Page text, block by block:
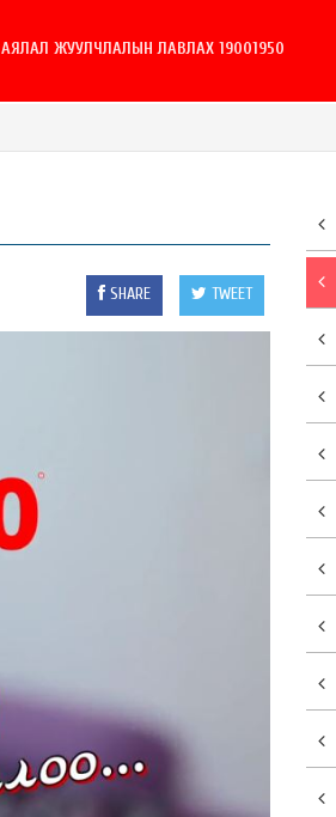
АЯЛАЛ ЖУУЛЧЛАЛЫН ЛАВЛАХ 19001950
SHARE TWEET